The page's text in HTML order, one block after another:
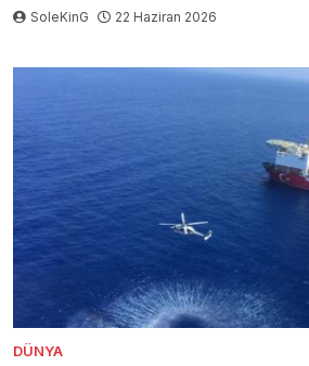
SoleKinG 22 Haziran 2026
DÜNYA